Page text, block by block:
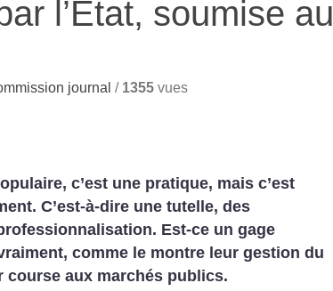
l’Etat, soumise au
journal / 1355 vues
c’est une pratique, mais c’est
C’est-à-dire une tutelle, des
Est-ce un gage
comme le montre leur gestion du
course aux marchés publics.